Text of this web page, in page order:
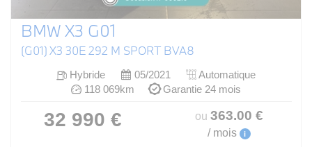
BMW X3 G01
(G01) X3 30E 292 M SPORT BVA8
Hybride 05/2021
Automatique
118 069km
Garantie 24 mois
32 990 € ou 363.00 €
/ mois i